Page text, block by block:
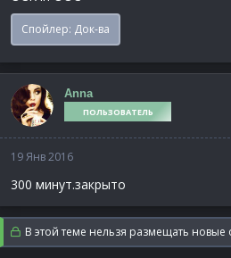
Спойлер: Док-ва
Anna
ПОЛЬЗОВАТЕЛЬ
19 Янв 2016
300 минут.закрыто
В этой теме нельзя размещать новые